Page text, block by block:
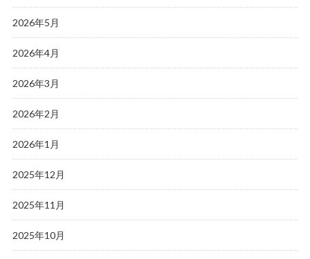
2026年5月
2026年4月
2026年3月
2026年2月
2026年1月
2025年12月
2025年11月
2025年10月